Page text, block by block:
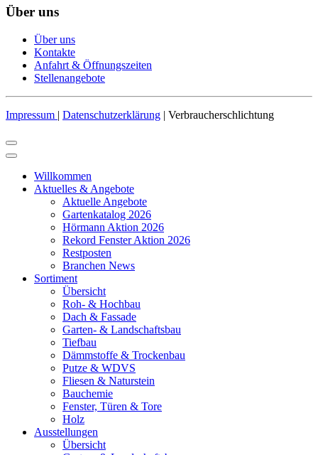
Über uns
Über uns
Kontakte
Anfahrt & Öffnungszeiten
Stellenangebote
Impressum | Datenschutzerklärung | Verbraucherschlichtung
Willkommen
Aktuelles & Angebote
Aktuelle Angebote
Gartenkatalog 2026
Hörmann Aktion 2026
Rekord Fenster Aktion 2026
Restposten
Branchen News
Sortiment
Übersicht
Roh- & Hochbau
Dach & Fassade
Garten- & Landschaftsbau
Tiefbau
Dämmstoffe & Trockenbau
Putze & WDVS
Fliesen & Naturstein
Bauchemie
Fenster, Türen & Tore
Holz
Ausstellungen
Übersicht